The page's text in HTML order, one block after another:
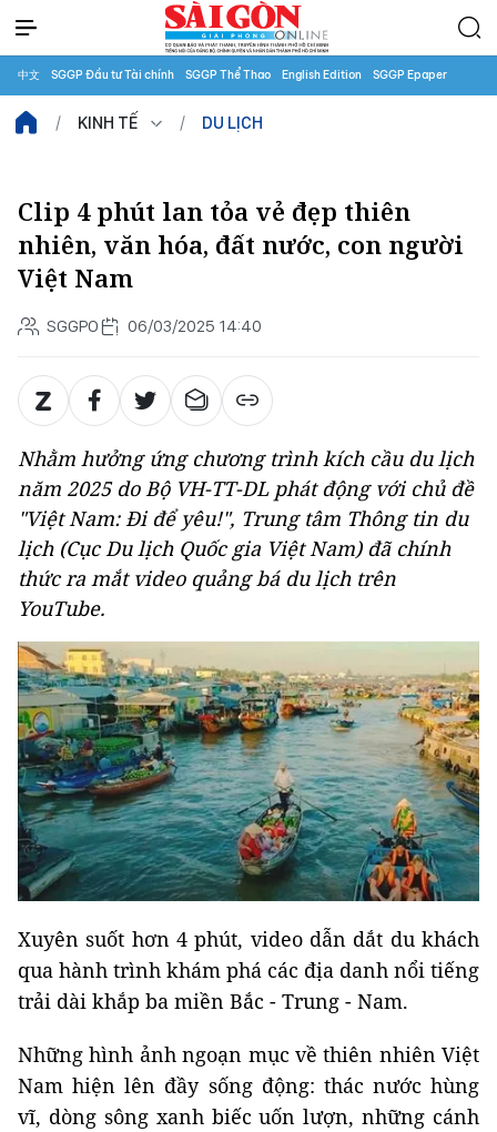
中文 SGGP Đầu tư Tài chính SGGP Thể Thao English Edition SGGP Epaper
KINH TẾ DU LỊCH
Clip 4 phút lan tỏa vẻ đẹp thiên
nhiên, văn hóa, đất nước, con người
Việt Nam
SGGPO 06/03/2025 14:40
Nhằm hưởng ứng chương trình kích cầu du lịch
năm 2025 do Bộ VH-TT-DL phát động với chủ đề
"Việt Nam: Đi để yêu!", Trung tâm Thông tin du
lịch (Cục Du lịch Quốc gia Việt Nam) đã chính
thức ra mắt video quảng bá du lịch trên
YouTube.
Xuyên suốt hơn 4 phút, video dẫn dắt du khách
qua hành trình khám phá các địa danh nổi tiếng
trải dài khắp ba miền Bắc - Trung - Nam.
Những hình ảnh ngoạn mục về thiên nhiên Việt
Nam hiện lên đầy sống động: thác nước hùng
vĩ, dòng sông xanh biếc uốn lượn, những cánh